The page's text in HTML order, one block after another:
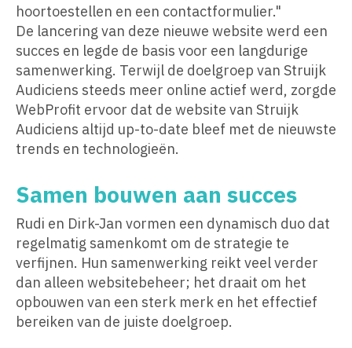
hoortoestellen en een contactformulier."
De lancering van deze nieuwe website werd een
succes en legde de basis voor een langdurige
samenwerking. Terwijl de doelgroep van Struijk
Audiciens steeds meer online actief werd, zorgde
WebProfit ervoor dat de website van Struijk
Audiciens altijd up-to-date bleef met de nieuwste
trends en technologieën.
Samen bouwen aan succes
Rudi en Dirk-Jan vormen een dynamisch duo dat
regelmatig samenkomt om de strategie te
verfijnen. Hun samenwerking reikt veel verder
dan alleen websitebeheer; het draait om het
opbouwen van een sterk merk en het effectief
bereiken van de juiste doelgroep.